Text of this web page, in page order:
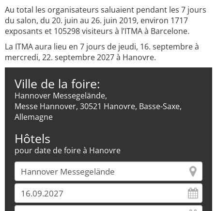
Au total les organisateurs saluaient pendant les 7 jours
du salon, du 20. juin au 26. juin 2019, environ 1717
exposants et 105298 visiteurs à l’ITMA à Barcelone.
La ITMA aura lieu en 7 jours de jeudi, 16. septembre à
mercredi, 22. septembre 2027 à Hanovre.
Ville de la foire:
Hannover Messegelände,
Messe Hannover, 30521 Hanovre, Basse-Saxe,
Allemagne
Hôtels
pour date de foire à Hanovre